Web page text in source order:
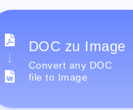
DOC zu Image
Convert any DOC
file to Image